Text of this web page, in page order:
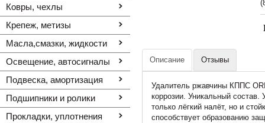
Ковры, чехлы
Крепеж, метизы
Масла,смазки, жидкости
Освещение, автоcигналы
Подвеска, амортизация
Подшипники и ролики
Прокладки, уплотнения
Описание Отзывы
Удалитель ржавчины КППС
коррозии. Уникальный
только лёгкий налёт, но и
способствует образованию